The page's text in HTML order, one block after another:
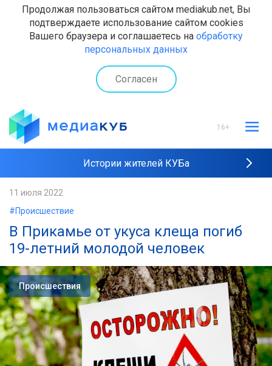
Продолжая пользоваться сайтом mediakub.net, Вы
подтверждаете использование сайтом cookies
Вашего браузера и соглашаетесь на обработку
персональных данных
Согласен
16+
Истории жителей КУБа
11 июля 2022
#Происшествие
В Прикамье от укуса клеща погиб
19-летний молодой человек
Происшествия